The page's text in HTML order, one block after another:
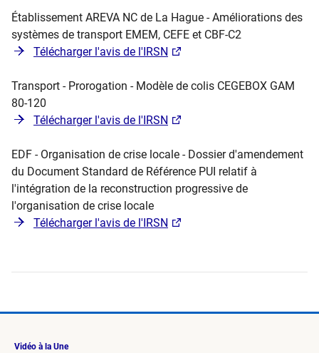
Établissement AREVA NC de La Hague - Améliorations des
systèmes de transport EMEM, CEFE et CBF-C2
Télécharger l'avis de l'IRSN
Transport - Prorogation - Modèle de colis CEGEBOX GAM
80-120
Télécharger l'avis de l'IRSN
EDF - Organisation de crise locale - Dossier d'amendement
du Document Standard de Référence PUI relatif à
l'intégration de la reconstruction progressive de
l'organisation de crise locale
Télécharger l'avis de l'IRSN
Vidéo à la Une